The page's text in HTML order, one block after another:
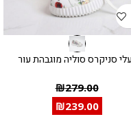
סניקרס סוליה מוגבהת עור
₪279.00
₪239.00